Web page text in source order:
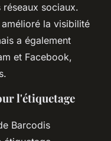
sociaux.
la visibilité
a également
et Facebook,
l'étiquetage
Barcodis